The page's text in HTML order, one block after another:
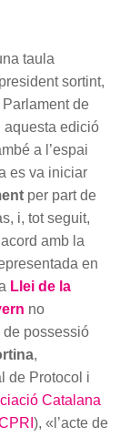
taula
sortint,
de
aquesta edició
a l’espai
es va iniciar
per part de
i, tot seguit,
amb la
en
Llei de la
no
de possessió
,
de Protocol i
Catalana
), «l’acte de